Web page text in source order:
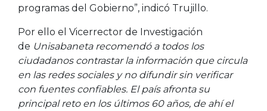
programas del Gobierno”, indicó Trujillo.
Por ello el Vicerrector de Investigación
de Unisabaneta recomendó a todos los
ciudadanos contrastar la información que circula
en las redes sociales y no difundir sin verificar
con fuentes confiables. El país afronta su
principal reto en los últimos 60 años, de ahí el